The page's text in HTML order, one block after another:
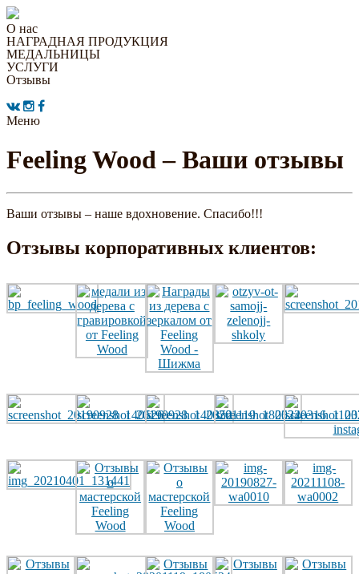
О нас
НАГРАДНАЯ ПРОДУКЦИЯ
МЕДАЛЬНИЦЫ
УСЛУГИ
Отзывы
Меню
Feeling Wood – Ваши отзывы
Ваши отзывы – наше вдохновение. Спасибо!!!
Отзывы корпоративных клиентов: